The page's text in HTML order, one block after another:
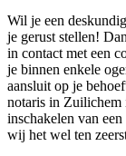
Wil je een
je gerust stellen!
in contact met een
je binnen enkele
aansluit op je
notaris in Zuilichem
inschakelen van
wij het wel ten